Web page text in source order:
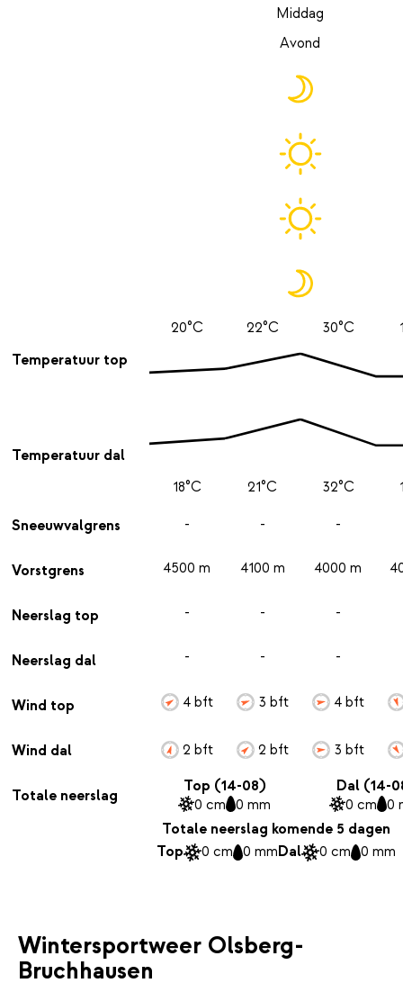
Temperatuur top
Temperatuur dal
Sneeuwvalgrens
Vorstgrens
Neerslag top
Neerslag dal
Wind top
Wind dal
Totale neerslag
Middag
Avond
20°C
18°C
-
4500 m
-
-
4 bft
2 bft
22°C
21°C
-
4100 m
-
-
3 bft
2 bft
30°C
32°C
-
4000 m
-
-
4 bft
3 bft
Top (14-08)
0 cm 0 mm
Dal (14-
0 cm 0
Totale neerslag komende 5 dagen
Top
0 cm 0 mmDal 0 cm 0 mm
Wintersportweer Olsberg-
Bruchhausen